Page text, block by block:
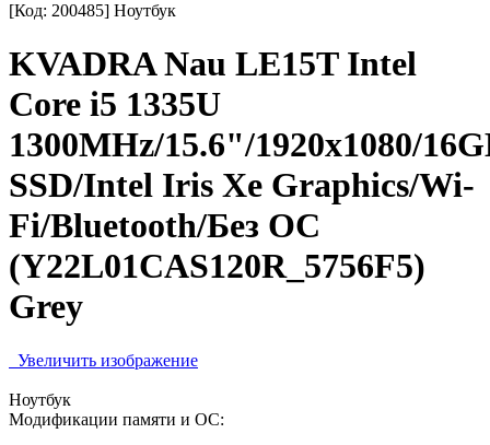
[Код: 200485] Ноутбук
KVADRA Nau LE15T Intel
Core i5 1335U
1300MHz/15.6"/1920х1080/
SSD/Intel Iris Xe Graphics/Wi-
Fi/Bluetooth/Без ОС
(Y22L01CAS120R_5756F5)
Grey
Увеличить изображение
Ноутбук
Модификации памяти и ОС: